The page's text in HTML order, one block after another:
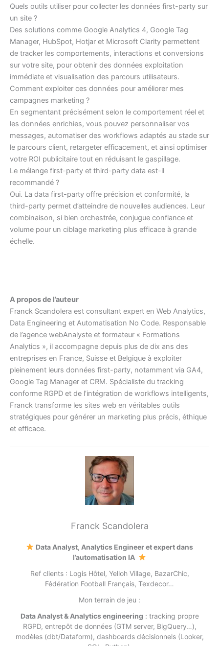
Quels outils utiliser pour collecter les données first-party sur
un site ?
Des solutions comme Google Analytics 4, Google Tag
Manager, HubSpot, Hotjar et Microsoft Clarity permettent
de tracker les comportements, interactions et conversions
sur votre site, pour obtenir des données exploitation
immédiate et visualisation des parcours utilisateurs.
Comment exploiter ces données pour améliorer mes
campagnes marketing ?
En segmentant précisément selon le comportement réel et
les données enrichies, vous pouvez personnaliser vos
messages, automatiser des workflows adaptés au stade sur
le parcours client, retargeter efficacement, et ainsi optimiser
votre ROI publicitaire tout en réduisant le gaspillage.
Le mélange first-party et third-party data est-il
recommandé ?
Oui. La data first-party offre précision et conformité, la
third-party permet d’atteindre de nouvelles audiences. Leur
combinaison, si bien orchestrée, conjugue confiance et
volume pour un ciblage marketing plus efficace à grande
échelle.
A propos de l’auteur
Franck Scandolera est consultant expert en Web Analytics,
Data Engineering et Automatisation No Code. Responsable
de l’agence webAnalyste et formateur « Formations
Analytics », il accompagne depuis plus de dix ans des
entreprises en France, Suisse et Belgique à exploiter
pleinement leurs données first-party, notamment via GA4,
Google Tag Manager et CRM. Spécialiste du tracking
conforme RGPD et de l’intégration de workflows intelligents,
Franck transforme les sites web en véritables outils
stratégiques pour générer un marketing plus précis, éthique
et efficace.
Franck Scandolera
Data Analyst, Analytics Engineer et expert dans
l’automatisation IA
Ref clients : Logis Hôtel, Yelloh Village, BazarChic,
Fédération Football Français, Texdecor…
Mon terrain de jeu :
Data Analyst & Analytics engineering : tracking propre
RGPD, entrepôt de données (GTM server, BigQuery…),
modèles (dbt/Dataform), dashboards décisionnels (Looker,